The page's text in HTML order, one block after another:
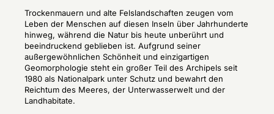
Trockenmauern und alte Felslandschaften zeugen vom
Leben der Menschen auf diesen Inseln über Jahrhunderte
hinweg, während die Natur bis heute unberührt und
beeindruckend geblieben ist. Aufgrund seiner
außergewöhnlichen Schönheit und einzigartigen
Geomorphologie steht ein großer Teil des Archipels seit
1980 als Nationalpark unter Schutz und bewahrt den
Reichtum des Meeres, der Unterwasserwelt und der
Landhabitate.